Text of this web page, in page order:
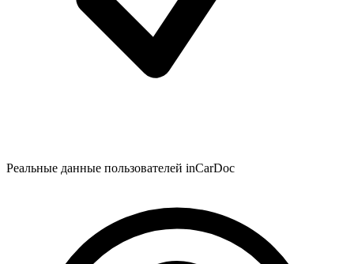
Реальные данные пользователей inCarDoc